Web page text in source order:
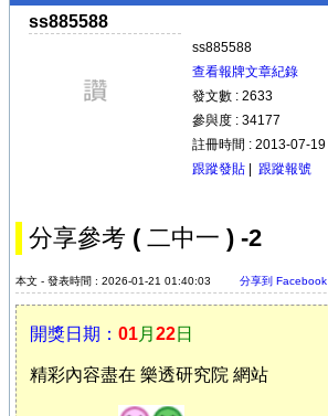
ss885588
ss885588
查看報牌文章紀錄
發文數 : 2633
參與度 : 34177
註冊時間 : 2013-07-19
跟蹤發貼
跟蹤報號
分享參考 ( 二中一 ) -2
本文 - 發表時間 : 2026-01-21 01:40:03 分享到 Facebook
開獎日期： 01月 22日
精彩內容盡在 樂透研究院 網站